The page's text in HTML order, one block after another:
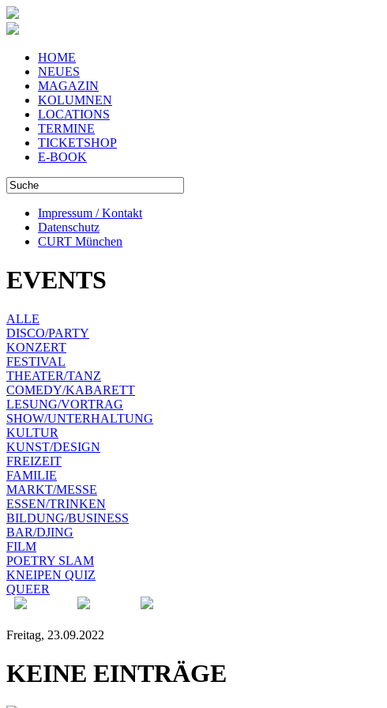
HOME
NEUES
MAGAZIN
KOLUMNEN
LOCATIONS
TERMINE
TICKETSHOP
E-BOOK
Impressum / Kontakt
Datenschutz
CURT München
EVENTS
ALLE
DISCO/PARTY
KONZERT
FESTIVAL
THEATER/TANZ
COMEDY/KABARETT
LESUNG/VORTRAG
SHOW/UNTERHALTUNG
KULTUR
KUNST/DESIGN
FREIZEIT
FAMILIE
MARKT/MESSE
ESSEN/TRINKEN
BILDUNG/BUSINESS
BAR/DJING
FILM
POETRY SLAM
KNEIPEN QUIZ
QUEER
Freitag, 23.09.2022
KEINE EINTRÄGE